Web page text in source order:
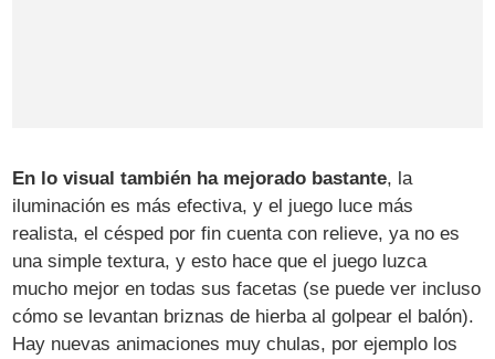
En lo visual también ha mejorado bastante, la
iluminación es más efectiva, y el juego luce más
realista, el césped por fin cuenta con relieve, ya no es
una simple textura, y esto hace que el juego luzca
mucho mejor en todas sus facetas (se puede ver incluso
cómo se levantan briznas de hierba al golpear el balón).
Hay nuevas animaciones muy chulas, por ejemplo los